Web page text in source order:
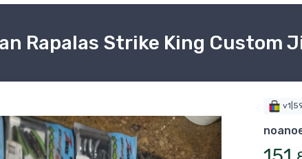
Rapalas Strike King Custom